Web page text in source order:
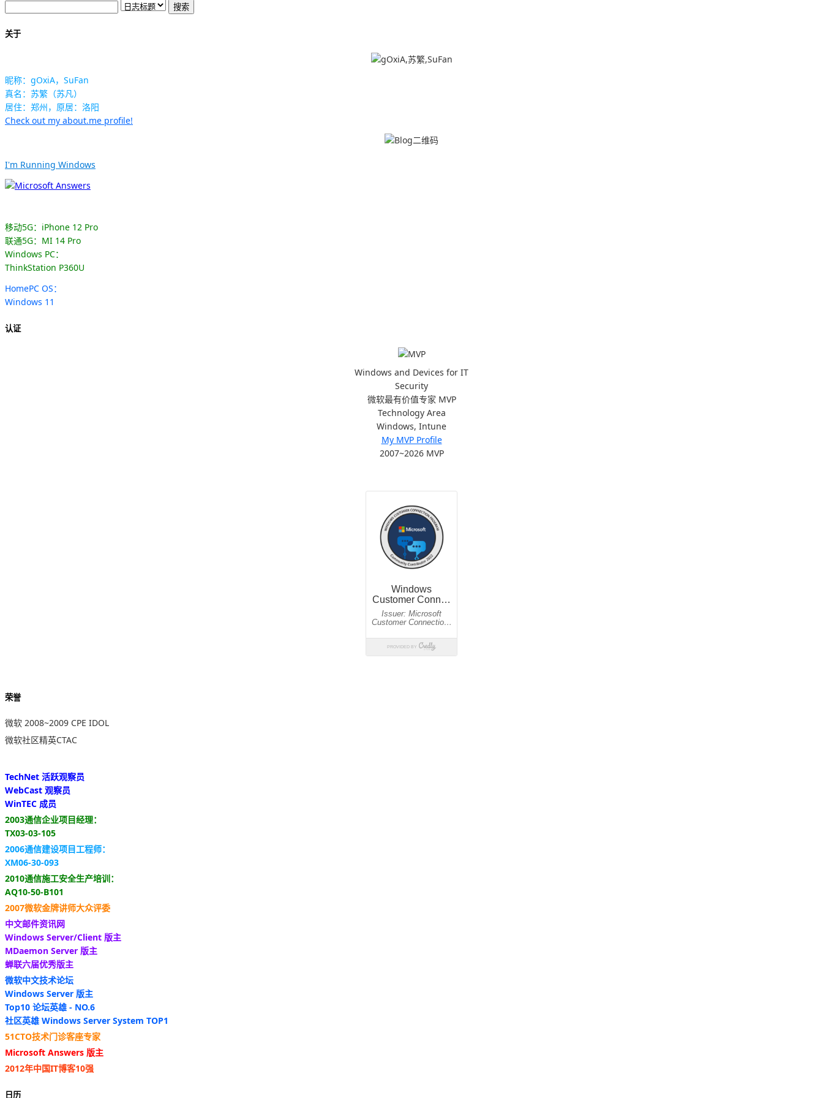
关于
昵称：gOxiA，SuFan
真名：苏繁（苏凡）
居住：郑州，原居：洛阳
Check out my about.me profile!
I'm Running Windows
移动5G：iPhone 12 Pro
联通5G：MI 14 Pro
Windows PC：
ThinkStation P360U
HomePC OS：
Windows 11
认证
Windows and Devices for IT
Security
微软最有价值专家 MVP
Technology Area
Windows, Intune
My MVP Profile
2007~2026 MVP
荣誉
微软 2008~2009 CPE IDOL
微软社区精英CTAC
TechNet 活跃观察员
WebCast 观察员
WinTEC 成员
2003通信企业项目经理：
TX03-03-105
2006通信建设项目工程师：
XM06-30-093
2010通信施工安全生产培训：
AQ10-50-B101
2007微软金牌讲师大众评委
中文邮件资讯网
Windows Server/Client 版主
MDaemon Server 版主
蝉联六届优秀版主
微软中文技术论坛
Windows Server 版主
Top10 论坛英雄 - NO.6
社区英雄 Windows Server System TOP1
51CTO技术门诊客座专家
Microsoft Answers 版主
2012年中国IT博客10强
日历